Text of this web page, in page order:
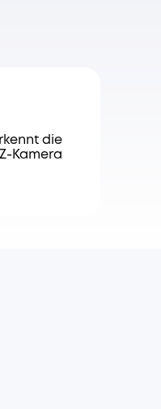
die
Kamera